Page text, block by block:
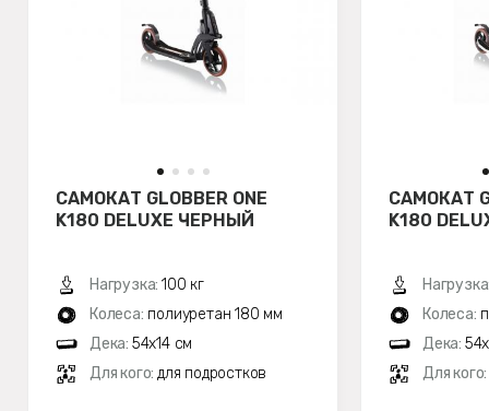
САМОКАТ GLOBBER ONE
K180 DELUXE ЧЕРНЫЙ
Нагрузка: 100 кг
Колеса: полиуретан 180 мм
Дека: 54x14 см
Для кого: для подростков
САМОКАТ
K180
Колеса:
Дека:
Для кого: